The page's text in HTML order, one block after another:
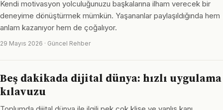
Kendi motivasyon yolculuğunuzu başkalarına ilham verecek bir
deneyime dönüştürmek mümkün. Yaşananlar paylaşıldığında hem
anlam kazanıyor hem de çoğalıyor.
29 Mayıs 2026 · Güncel Rehber
Beş dakikada dijital dünya: hızlı uygulama
kılavuzu